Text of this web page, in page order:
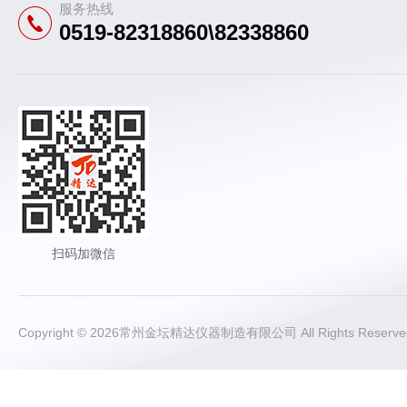
服务热线
0519-82318860\82338860
扫码加微信
Copyright © 2026常州金坛精达仪器制造有限公司 All Rights